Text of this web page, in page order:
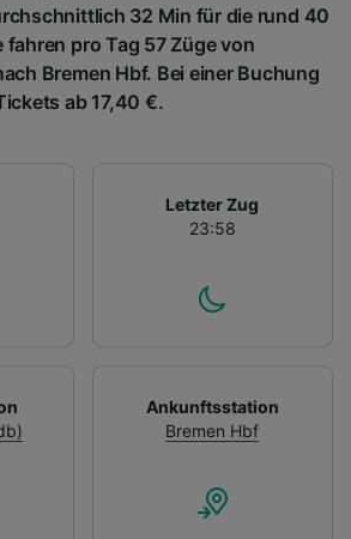
32 Min für die rund 40
fahren pro Tag 57 Züge von
Bremen Hbf. Bei einer Buchung
ab 17,40 €.
Letzter Zug
23:58
Ankunftsstation
Bremen Hbf